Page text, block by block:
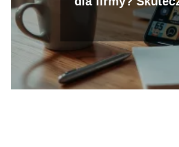
strategie i